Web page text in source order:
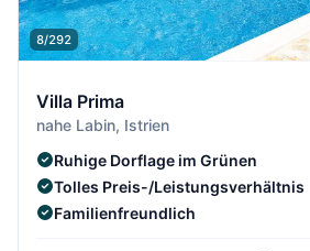
8/292
Villa Prima
nahe Labin, Istrien
Ruhige Dorflage im Grünen
Tolles Preis-/Leistungsverhältnis
Familienfreundlich